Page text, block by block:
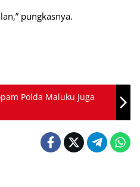
pungkasnya.
Polda Maluku Juga